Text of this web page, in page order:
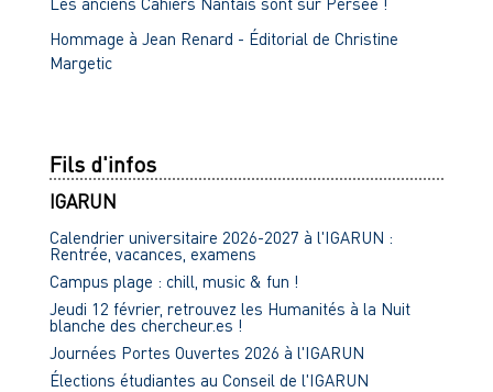
Hommage à Jean Renard - Éditorial de Christine
Margetic
Fils d'infos
IGARUN
Calendrier universitaire 2026-2027 à l'IGARUN :
Rentrée, vacances, examens
Campus plage : chill, music & fun !
Jeudi 12 février, retrouvez les Humanités à la Nuit
blanche des chercheur.es !
Journées Portes Ouvertes 2026 à l'IGARUN
Élections étudiantes au Conseil de l'IGARUN